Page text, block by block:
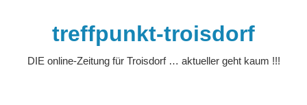
treffpunkt-troisdorf
DIE online-Zeitung für Troisdorf … aktueller geht kaum !!!